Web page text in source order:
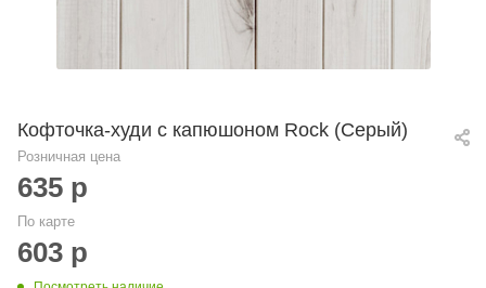
Кофточка-худи с капюшоном Rock (Серый)
Розничная цена
635 р
По карте
603 р